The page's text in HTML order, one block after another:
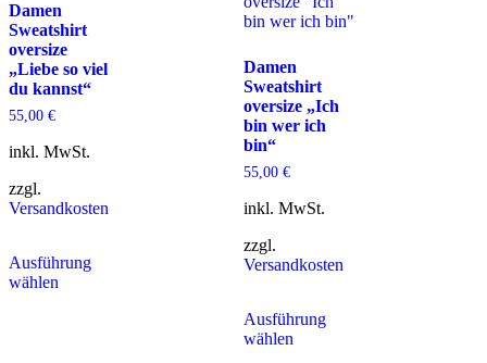
Damen
Sweatshirt
oversize
„Liebe so viel
du kannst“
55,00 €
inkl. MwSt.
zzgl.
Versandkosten
Ausführung
wählen
Damen
Sweatshirt
oversize „Ich
bin wer ich
bin“
55,00 €
inkl. MwSt.
zzgl.
Versandkosten
Ausführung
wählen